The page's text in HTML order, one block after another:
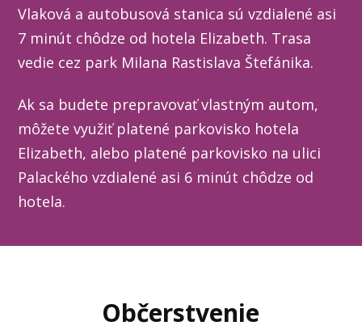
Vlaková a autobusová stanica sú vzdialené asi
7 minút chôdze od hotela Elizabeth. Trasa
vedie cez park Milana Rastislava Štefánika.
Ak sa budete prepravovať vlastným autom,
môžete využiť platené parkovisko hotela
Elizabeth, alebo platené parkovisko na ulici
Palackého vzdialené asi 6 minút chôdze od
hotela.
Občerstvenie